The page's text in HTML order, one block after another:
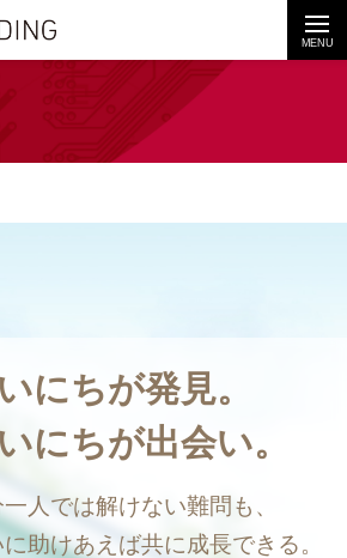
MENU
にちが発見。
にちが出会い。
一人では解けない難問も、
助けあえば共に成長できる。